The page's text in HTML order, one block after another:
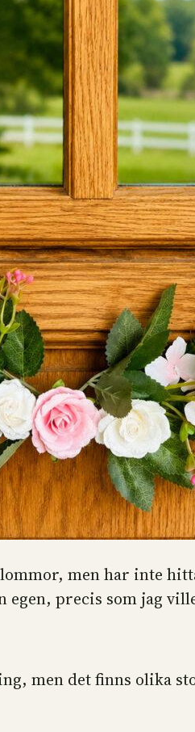
men har inte
egen, precis som jag
men det finns olika